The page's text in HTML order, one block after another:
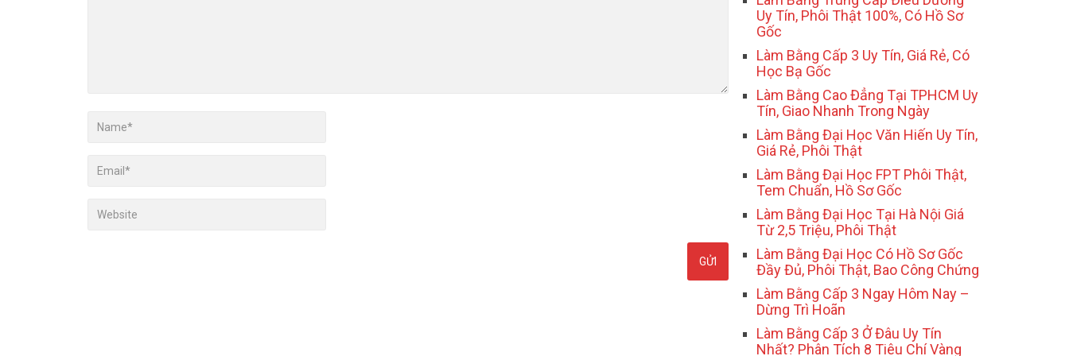
Uy Tín, Phôi Thật 100%, Có Hồ Sơ
Gốc
Làm Bằng Cấp 3 Uy Tín, Giá Rẻ, Có
Học Bạ Gốc
Làm Bằng Cao Đẳng Tại TPHCM Uy
Tín, Giao Nhanh Trong Ngày
Làm Bằng Đại Học Văn Hiến Uy Tín,
Giá Rẻ, Phôi Thật
Làm Bằng Đại Học FPT Phôi Thật,
Tem Chuẩn, Hồ Sơ Gốc
Làm Bằng Đại Học Tại Hà Nội Giá
Từ 2,5 Triệu, Phôi Thật
Làm Bằng Đại Học Có Hồ Sơ Gốc
Đầy Đủ, Phôi Thật, Bao Công Chứng
Làm Bằng Cấp 3 Ngay Hôm Nay –
Dừng Trì Hoãn
Làm Bằng Cấp 3 Ở Đâu Uy Tín
Nhất? Phân Tích 8 Tiêu Chí Vàng